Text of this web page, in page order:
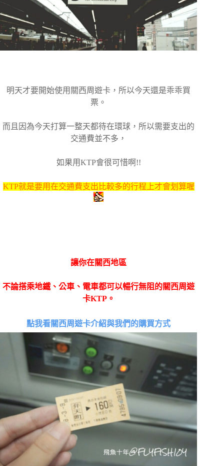
明天才要開始使用關西周遊卡，所以今天還是乖乖買
票。
而且因為今天打算一整天都待在環球，所以需要支出的
交通費並不多，
如果用KTP會很可惜啊!!
KTP就是要用在交通費支出比較多的行程上才會划算喔
讓你在關西地區
不論搭乘地鐵、公車、電車都可以暢行無阻的關西周遊
卡KTP。
點我看關西周遊卡介紹與我們的購買方式